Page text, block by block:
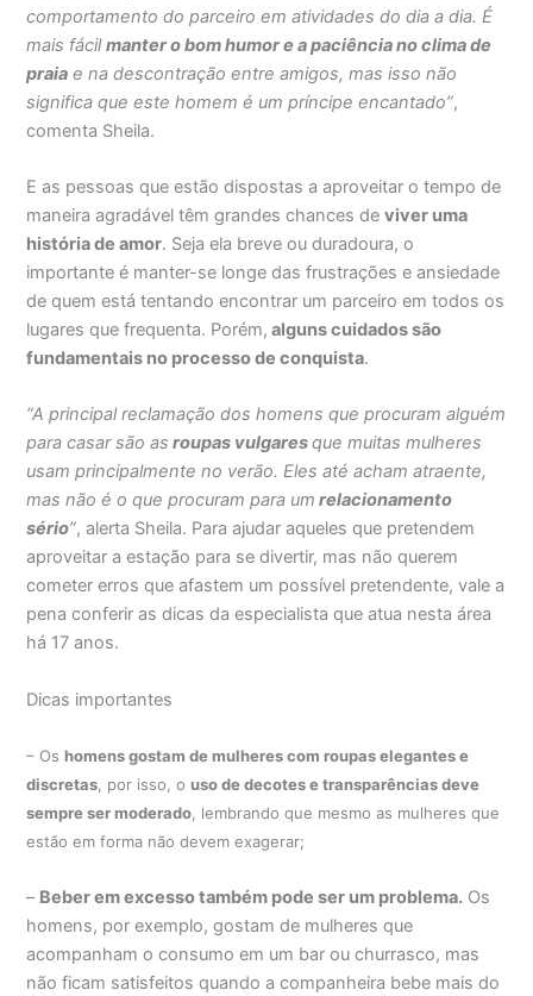
comportamento do parceiro em atividades do dia a dia. É
mais fácilmanter o bom humor e a paciência no clima de
praia e na descontração entre amigos, mas isso não
significa que este homem é um príncipe encantado”,
comenta Sheila.
E as pessoas que estão dispostas a aproveitar o tempo de
maneira agradável têm grandes chances deviver uma
história de amor. Seja ela breve ou duradoura, o
importante é manter-se longe das frustrações e ansiedade
de quem está tentando encontrar um parceiro em todos os
lugares que frequenta. Porém, alguns cuidados são
fundamentais no processo de conquista.
“A principal reclamação dos homens que procuram alguém
para casar são as roupas vulgaresque muitas mulheres
usam principalmente no verão. Eles até acham atraente,
mas não é o que procuram para um relacionamento
sério”, alerta Sheila. Para ajudar aqueles que pretendem
aproveitar a estação para se divertir, mas não querem
cometer erros que afastem um possível pretendente, vale a
pena conferir as dicas da especialista que atua nesta área
há 17 anos.
Dicas importantes
– Oshomens gostam de mulheres com roupas elegantes e
discretas , por isso, ouso de decotes e transparências deve
sempre ser moderado , lembrando que mesmo as mulheres que
estão em forma não devem exagerar;
– Beber em excesso também pode ser um problema. Os
homens, por exemplo, gostam de mulheres que
acompanham o consumo em um bar ou churrasco, mas
não ficam satisfeitos quando a companheira bebe mais do